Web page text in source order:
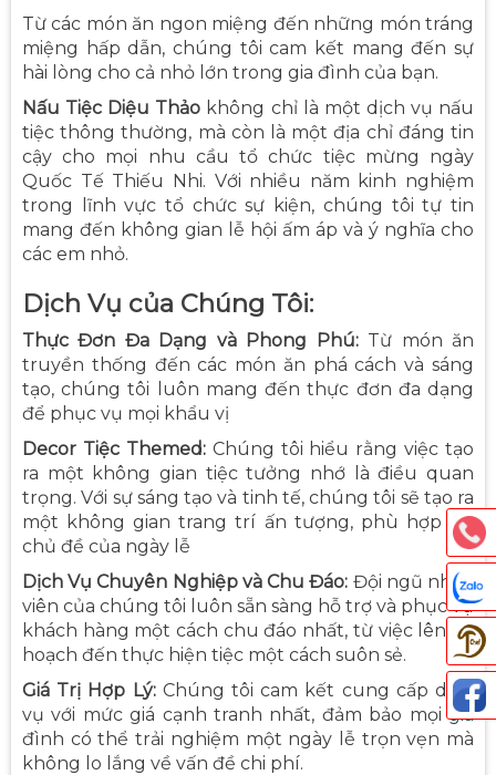
Từ các món ăn ngon miệng đến những món tráng
miệng hấp dẫn, chúng tôi cam kết mang đến sự
hài lòng cho cả nhỏ lớn trong gia đình của bạn.
Nấu Tiệc Diệu Thảo không chỉ là một dịch vụ nấu
tiệc thông thường, mà còn là một địa chỉ đáng tin
cậy cho mọi nhu cầu tổ chức tiệc mừng ngày
Quốc Tế Thiếu Nhi. Với nhiều năm kinh nghiệm
trong lĩnh vực tổ chức sự kiện, chúng tôi tự tin
mang đến không gian lễ hội ấm áp và ý nghĩa cho
các em nhỏ.
Dịch Vụ của Chúng Tôi:
Thực Đơn Đa Dạng và Phong Phú:Từ món ăn
truyền thống đến các món ăn phá cách và sáng
tạo, chúng tôi luôn mang đến thực đơn đa dạng
để phục vụ mọi khẩu vị
Decor Tiệc Themed:Chúng tôi hiểu rằng việc tạo
ra một không gian tiệc tưởng nhớ là điều quan
trọng. Với sự sáng tạo và tinh tế, chúng tôi sẽ tạo ra
một không gian trang trí ấn tượng, phù hợp với
chủ đề của ngày lễ
Dịch Vụ Chuyên Nghiệp và Chu Đáo: Đội ngũ nhân
viên của chúng tôi luôn sẵn sàng hỗ trợ và phục vụ
khách hàng một cách chu đáo nhất, từ việc lên kế
hoạch đến thực hiện tiệc một cách suôn sẻ.
Giá Trị Hợp Lý:Chúng tôi cam kết cung cấp dịch
vụ với mức giá cạnh tranh nhất, đảm bảo mọi gia
đình có thể trải nghiệm một ngày lễ trọn vẹn mà
không lo lắng về vấn đề chi phí.